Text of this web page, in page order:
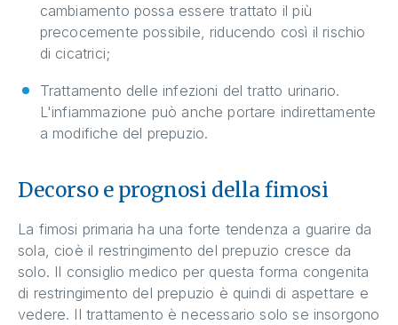
cambiamento possa essere trattato il più
precocemente possibile, riducendo così il rischio
di cicatrici;
Trattamento delle infezioni del tratto urinario.
L'infiammazione può anche portare indirettamente
a modifiche del prepuzio.
Decorso e prognosi della fimosi
La fimosi primaria ha una forte tendenza a guarire da
sola, cioè il restringimento del prepuzio cresce da
solo. Il consiglio medico per questa forma congenita
di restringimento del prepuzio è quindi di aspettare e
vedere. Il trattamento è necessario solo se insorgono